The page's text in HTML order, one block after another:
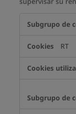
Analíticas
RT